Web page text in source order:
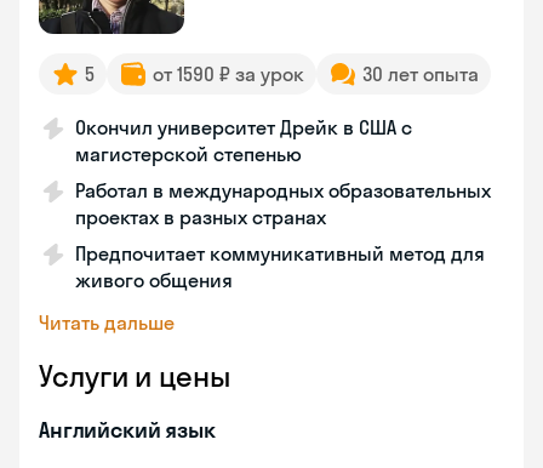
5 от 1590 ₽ за урок 30 лет опыта
Окончил университет Дрейк в США с
магистерской степенью
Работал в международных образовательных
проектах в разных странах
Предпочитает коммуникативный метод для
живого общения
Читать дальше
Услуги и цены
Английский язык